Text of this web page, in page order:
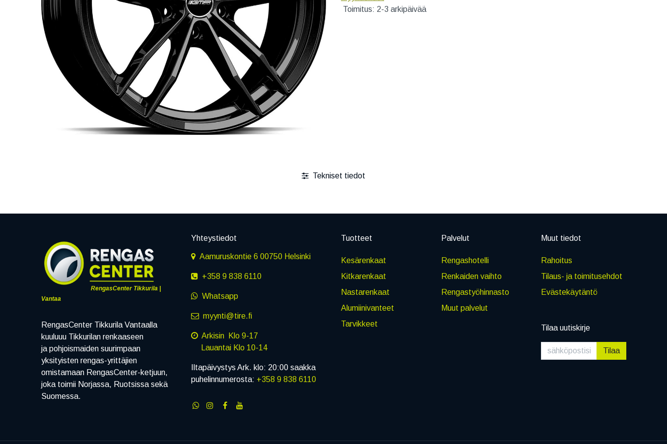
Toimitus: 2-3 arkipäivää
Tekniset tiedot
RengasCenter Tikkurila |
Vantaa
RengasCenter Tikkurila Vantaalla
kuuluuu Tikkurilan renkaaseen
ja pohjoismaiden suurimpaan
yksityisten rengas-yrittäjien
omistamaan RengasCenter-ketjuun,
joka toimii Norjassa, Ruotsissa sekä
Suomessa.
Yhteystiedot
Aamuruskontie 6 00750 Helsinki
+358 9 838 6110
Whatsapp
myynti@tire.fi
Arkisin Klo 9-17
Lauantai Klo 10-14
Iltapäivystys Ark. klo: 20:00 saakka
puhelinnumerosta: +358 9 838 6110
Tuotteet
Kesärenkaat
Kitkarenkaat
Nastarenkaat
Alumiinivanteet
Tarvikkeet
Palvelut
Rengashotelli
Renkaiden vaihto
Rengastyöhinnasto
Muut palvelut
Muut tiedot
Rahoitus
Tilaus- ja toimitusehdot
Evästekäytäntö
Tilaa uutiskirje
Tilaa